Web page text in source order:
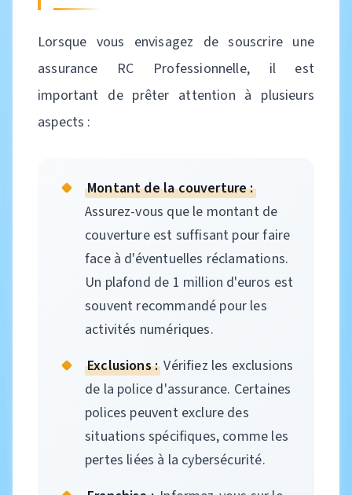
Lorsque vous envisagez de souscrire une
assurance RC Professionnelle, il est
important de prêter attention à plusieurs
aspects :
Montant de la couverture :
Assurez-vous que le montant de
couverture est suffisant pour faire
face à d'éventuelles réclamations.
Un plafond de 1 million d'euros est
souvent recommandé pour les
activités numériques.
Exclusions : Vérifiez les exclusions
de la police d'assurance. Certaines
polices peuvent exclure des
situations spécifiques, comme les
pertes liées à la cybersécurité.